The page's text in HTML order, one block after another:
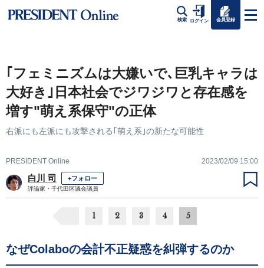
検索 ログイン 会員登録
｢フェミニズムは大嫌いで､巨乳キャラは
大好き｣日本社会でジワジワと存在感を
増す"萌え系保守"の正体
右派にも左派にも攻撃される｢萌え系｣の新たな可能性
PRESIDENT Online 2023/02/09 15:00
白川 司 +フォロー
評論家・千代田区議会議員
1 2 3 4 5
なぜColaboの会計不正疑惑を糾弾するのか